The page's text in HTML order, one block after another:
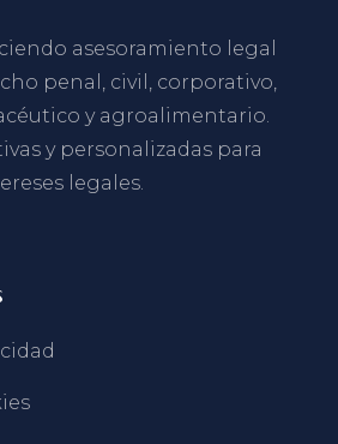
asesoramiento legal
penal, civil, corporativo,
y agroalimentario.
y personalizadas para
legales.